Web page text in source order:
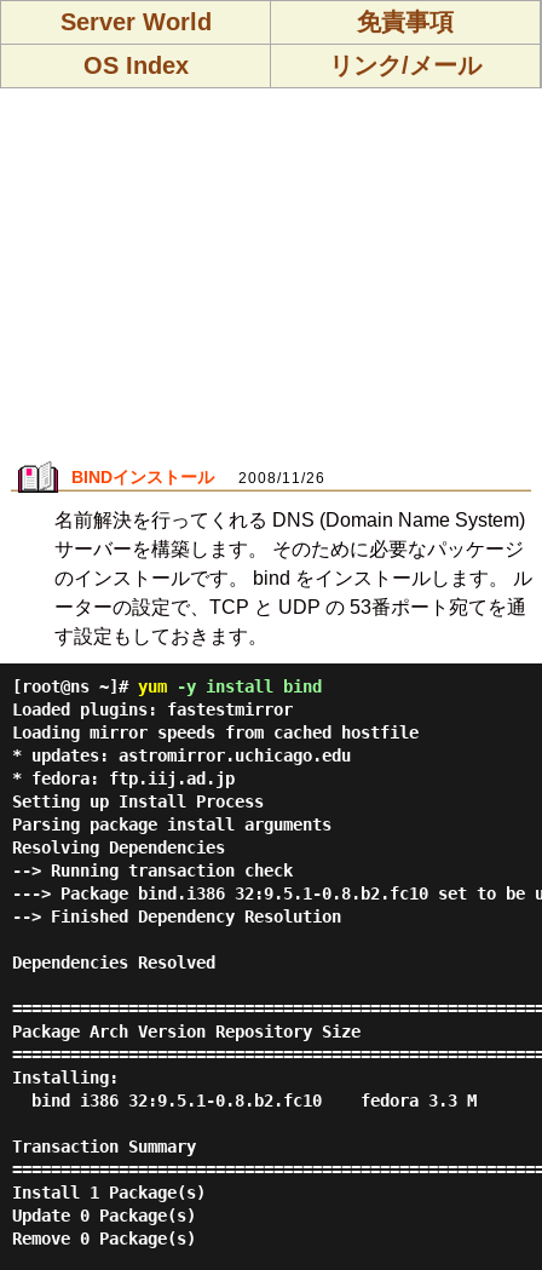
Server World
免責事項
OS Index
リンク/メール
BINDインストール 2008/11/26
名前解決を行ってくれる DNS (Domain Name System)
サーバーを構築します。 そのために必要なパッケージ
のインストールです。 bind をインストールします。 ル
ーターの設定で、TCP と UDP の 53番ポート宛てを通
す設定もしておきます。
[root@ns ~]# yum -y install bind
Loaded plugins: fastestmirror
Loading mirror speeds from cached hostfile
* updates: astromirror.uchicago.edu
* fedora: ftp.iij.ad.jp
Setting up Install Process
Parsing package install arguments
Resolving Dependencies
--> Running transaction check
---> Package bind.i386 32:9.5.1-0.8.b2.fc10 set to be
--> Finished Dependency Resolution
Dependencies Resolved
Package Arch Version Repository Size
Installing:
bind i386 32:9.5.1-0.8.b2.fc10 fedora 3.3 M
Transaction Summary
Install 1 Package(s)
Update 0 Package(s)
Remove 0 Package(s)